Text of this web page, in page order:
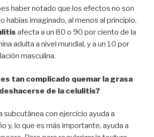
haber notado que los efectos no son
habías imaginado, al menos al principio.
afecta a un 80 o 90 por ciento de la
adulta a nivel mundial, y a un 10 por
masculina.
tan complicado quemar la grasa
de la celulitis?
subcutánea con ejercicio ayuda a
y, lo que es más importante, ayuda a